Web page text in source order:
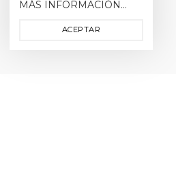
MÁS INFORMACIÓN...
ACEPTAR